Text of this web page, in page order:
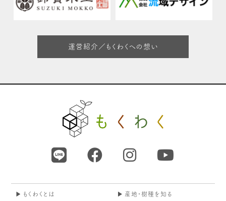
運営紹介／もくわくへの想い
もくわくとは 産地・樹種を知る